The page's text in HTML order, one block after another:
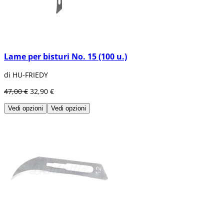
Lame per bisturi No. 15 (100 u.)
di HU-FRIEDY
47,00 € 32,90 €
Vedi opzioni Vedi opzioni